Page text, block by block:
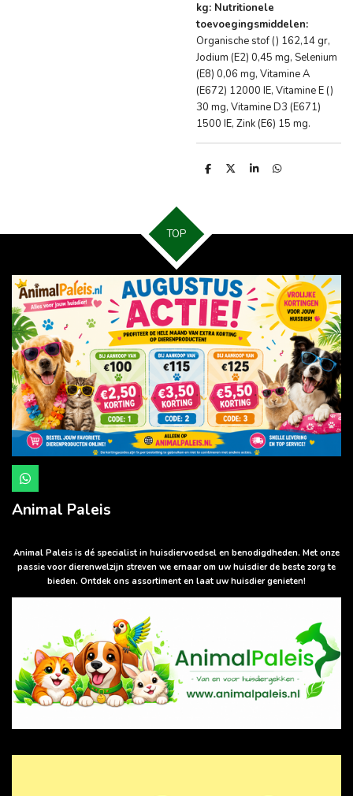
kg: Nutritionele
toevoegingsmiddelen:
Organische stof () 162,14 gr,
Jodium (E2) 0,45 mg, Selenium
(E8) 0,06 mg, Vitamine A
(E672) 12000 IE, Vitamine E ()
30 mg, Vitamine D3 (E671)
1500 IE, Zink (E6) 15 mg.
D
D
S
D
TOP
W
h
a
t
p
p
Animal Paleis
Animal Paleis is dé specialist in huisdiervoedsel en benodigdheden. Met onze
passie voor dierenwelzijn streven we ernaar om uw huisdier de beste zorg te
bieden. Ontdek ons assortiment en laat uw huisdier genieten!